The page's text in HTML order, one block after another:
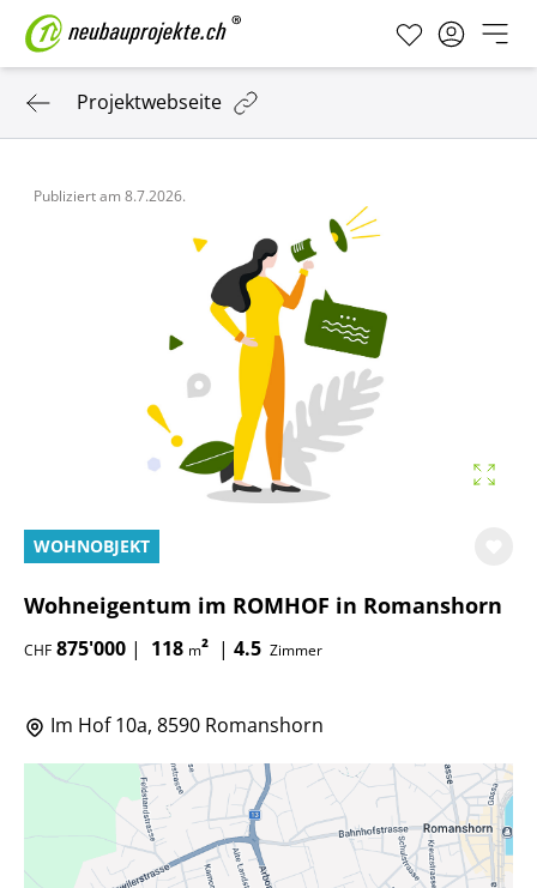
Projektwebseite
Publiziert am 8.7.2026.
WOHNOBJEKT
Wohneigentum im ROMHOF in Romanshorn
CHF 875'000 | 118 m² | 4.5 Zimmer
Im Hof 10a, 8590 Romanshorn